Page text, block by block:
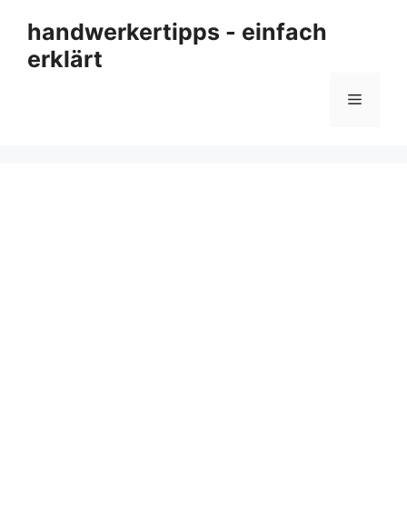
Inhalt
springen
handwerkertipps - einfach
erklärt
Menü